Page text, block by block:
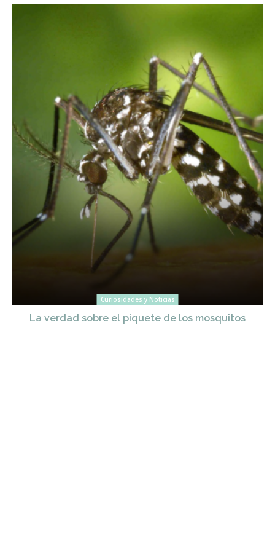
Curiosidades y Noticias
La verdad sobre el piquete de los mosquitos